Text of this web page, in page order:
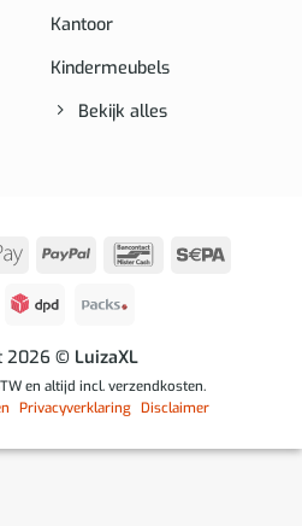
Kantoor
Kindermeubels
Bekijk alles
Apple
PayPal Bancontact
2026 © LuizaXL
en altijd incl. verzendkosten.
Privacyverklaring Disclaimer